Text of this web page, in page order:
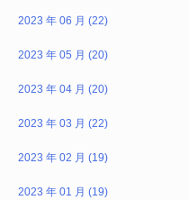
2023 年 06 月 (22)
2023 年 05 月 (20)
2023 年 04 月 (20)
2023 年 03 月 (22)
2023 年 02 月 (19)
2023 年 01 月 (19)